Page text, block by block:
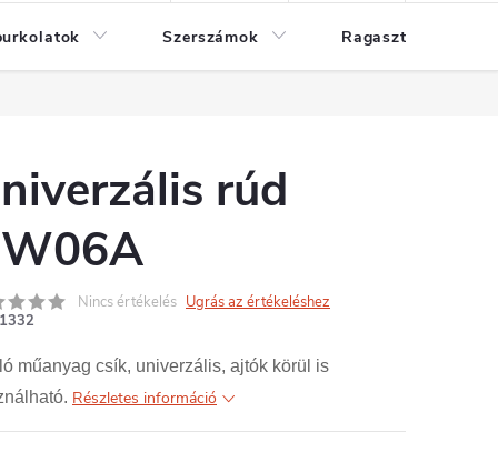
Szerszámok Ragasztók
rúd
Nincs értékelés Ugrás az értékeléshez
1332
műanyag csík, univerzális, ajtók körül is
Részletes információ